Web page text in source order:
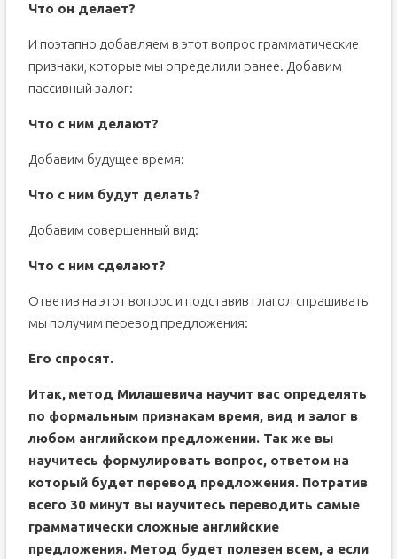
Что он делает?
И поэтапно добавляем в этот вопрос грамматические
признаки, которые мы определили ранее. Добавим
пассивный залог:
Что с ним делают?
Добавим будущее время:
Что с ним будут делать?
Добавим совершенный вид:
Что с ним сделают?
Ответив на этот вопрос и подставив глагол спрашивать
мы получим перевод предложения:
Его спросят.
Итак, метод Милашевича научит вас определять
по формальным признакам время, вид и залог в
любом английском предложении. Так же вы
научитесь формулировать вопрос, ответом на
который будет перевод предложения. Потратив
всего 30 минут вы научитесь переводить самые
грамматически сложные английские
предложения. Метод будет полезен всем, а если